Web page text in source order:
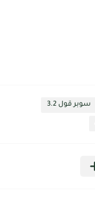
سوبر قول 3.2